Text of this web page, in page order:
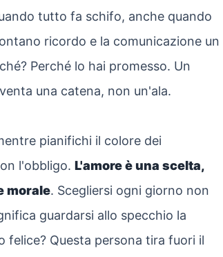
tutto fa schifo, anche quando
ricordo e la comunicazione un
Perché lo hai promesso. Un
una catena, non un'ala.
pianifichi il colore dei
l'obbligo. L'amore è una scelta,
morale. Scegliersi ogni giorno non
guardarsi allo specchio la
felice? Questa persona tira fuori il